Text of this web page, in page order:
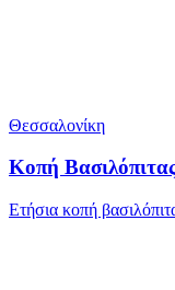
Θεσσαλονίκη
Κοπή
Ετήσια κοπή